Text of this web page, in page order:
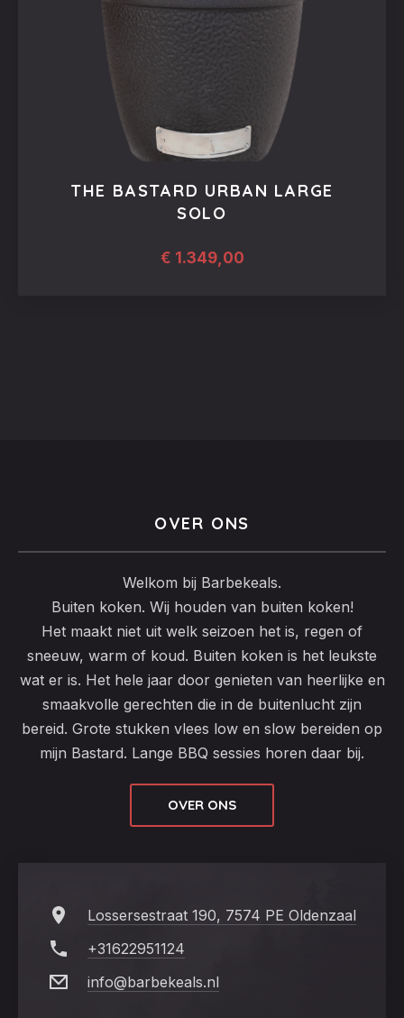
THE BASTARD URBAN LARGE
SOLO
€ 1.349,00
OVER ONS
Welkom bij Barbekeals.
Buiten koken. Wij houden van buiten koken!
Het maakt niet uit welk seizoen het is, regen of
sneeuw, warm of koud. Buiten koken is het leukste
wat er is. Het hele jaar door genieten van heerlijke en
smaakvolle gerechten die in de buitenlucht zijn
bereid. Grote stukken vlees low en slow bereiden op
mijn Bastard. Lange BBQ sessies horen daar bij.
OVER ONS
Lossersestraat 190, 7574 PE Oldenzaal
+31622951124
info@barbekeals.nl